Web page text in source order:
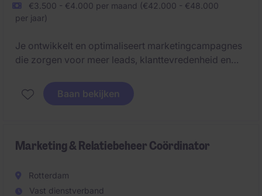
€3.500 - €4.000 per maand (€42.000 - €48.000
per jaar)
Je ontwikkelt en optimaliseert marketingcampagnes
die zorgen voor meer leads, klanttevredenheid en
vertaal je data naar concrete verbeteringen en
resultaten.
Baan bekijken
Marketing & Relatiebeheer Coördinator
Rotterdam
Vast dienstverband